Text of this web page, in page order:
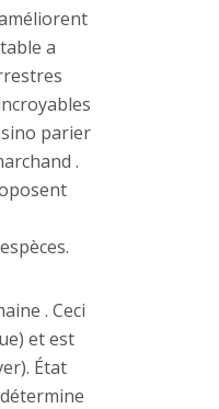
a
parier
.
. Ceci
et est
État